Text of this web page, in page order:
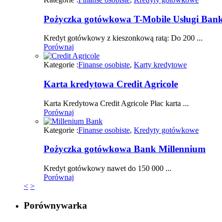
Pożyczka gotówkowa T-Mobile Usługi
Kredyt gotówkowy z kieszonkową ratą: Do 200 ...
Porównaj
Kategorie :Finanse osobiste, Karty kredytowe
Karta kredytowa Credit Agricole
Karta Kredytowa Credit Agricole Płac karta ...
Porównaj
Kategorie :Finanse osobiste, Kredyty gotówkowe
Pożyczka gotówkowa Bank Millennium
Kredyt gotówkowy nawet do 150 000 ...
Porównaj
< >
Porównywarka